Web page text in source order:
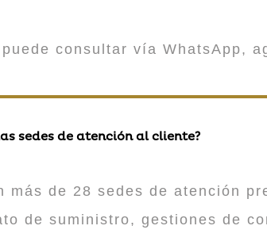
consultar vía WhatsApp,
sedes de atención al cliente?
más de 28 sedes de atención
de suministro, gestiones de